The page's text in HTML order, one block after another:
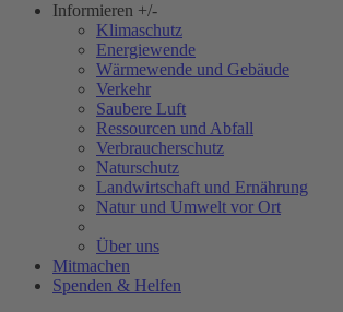
Informieren +/-
Klimaschutz
Energiewende
Wärmewende und Gebäude
Verkehr
Saubere Luft
Ressourcen und Abfall
Verbraucherschutz
Naturschutz
Landwirtschaft und Ernährung
Natur und Umwelt vor Ort
Über uns
Mitmachen
Spenden & Helfen